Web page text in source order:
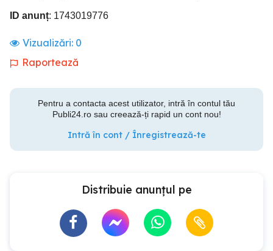
ID anunț: 1743019776
Vizualizări: 0
Raportează
Pentru a contacta acest utilizator, intră în contul tău
Publi24.ro sau creează-ți rapid un cont nou!
Intră în cont / Înregistrează-te
Distribuie anunțul pe